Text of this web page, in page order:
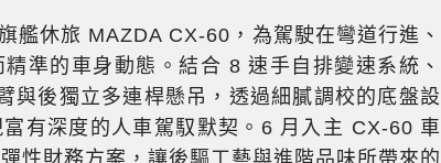
艦休旅 MAZDA CX-60，為駕駛在彎道行進、
準的車身動態。結合 8 速手自排變速系統、
與後獨立多連桿懸吊，透過細膩調校的底盤設
有深度的人車駕馭默契。6 月入主 CX-60 車
性財務方案，讓後驅工藝與進階品味所帶來的